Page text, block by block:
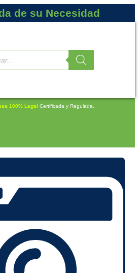
de su Necesidad
100% Legal Certificada y Regulada.